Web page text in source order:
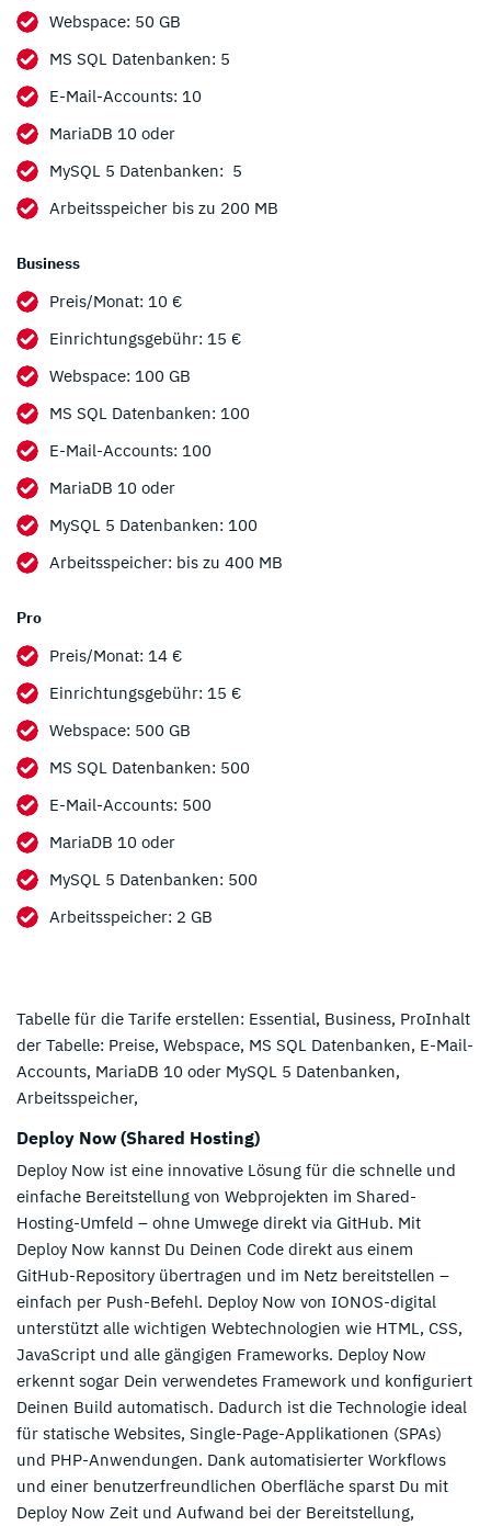
Webspace: 50 GB
MS SQL Datenbanken: 5
E-Mail-Accounts: 10
MariaDB 10 oder
MySQL 5 Datenbanken: 5
Arbeitsspeicher bis zu 200 MB
Business
Preis/Monat: 10 €
Einrichtungsgebühr: 15 €
Webspace: 100 GB
MS SQL Datenbanken: 100
E-Mail-Accounts: 100
MariaDB 10 oder
MySQL 5 Datenbanken: 100
Arbeitsspeicher: bis zu 400 MB
Pro
Preis/Monat: 14 €
Einrichtungsgebühr: 15 €
Webspace: 500 GB
MS SQL Datenbanken: 500
E-Mail-Accounts: 500
MariaDB 10 oder
MySQL 5 Datenbanken: 500
Arbeitsspeicher: 2 GB
Tabelle für die Tarife erstellen: Essential, Business, ProInhalt
der Tabelle: Preise, Webspace, MS SQL Datenbanken, E-Mail-
Accounts, MariaDB 10 oder MySQL 5 Datenbanken,
Arbeitsspeicher,
Deploy Now (Shared Hosting)
Deploy Now ist eine innovative Lösung für die schnelle und
einfache Bereitstellung von Webprojekten im Shared-
Hosting-Umfeld – ohne Umwege direkt via GitHub. Mit
Deploy Now kannst Du Deinen Code direkt aus einem
GitHub-Repository übertragen und im Netz bereitstellen –
einfach per Push-Befehl. Deploy Now von IONOS-digital
unterstützt alle wichtigen Webtechnologien wie HTML, CSS,
JavaScript und alle gängigen Frameworks. Deploy Now
erkennt sogar Dein verwendetes Framework und konfiguriert
Deinen Build automatisch. Dadurch ist die Technologie ideal
für statische Websites, Single-Page-Applikationen (SPAs)
und PHP-Anwendungen. Dank automatisierter Workflows
und einer benutzerfreundlichen Oberfläche sparst Du mit
Deploy Now Zeit und Aufwand bei der Bereitstellung,